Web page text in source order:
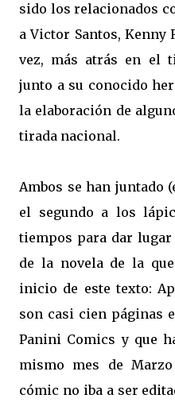
sido los relacionados
a Victor Santos, Kenny
vez, más atrás en el
junto a su conocido
la elaboración de
tirada nacional.
Ambos se han juntado
el segundo a los
tiempos para dar
de la novela de la
inicio de este texto:
son casi cien páginas
Panini Comics y que
mismo mes de
cómic no iba a ser